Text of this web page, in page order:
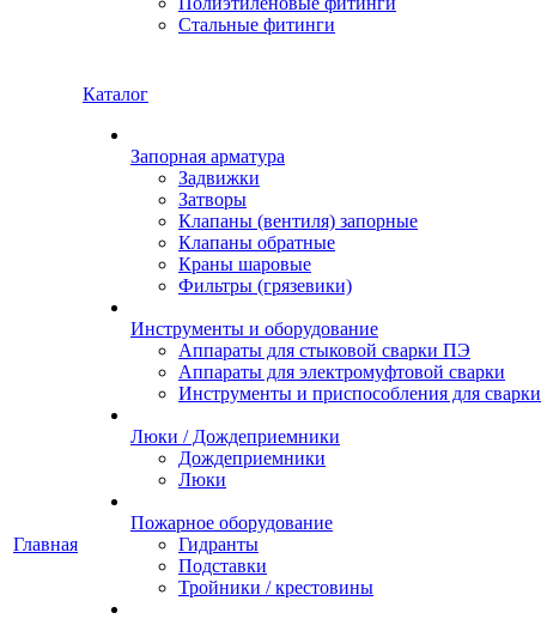
Стальные фитинги
Главная
Каталог
Запорная арматура
Задвижки
Затворы
Клапаны (вентиля) запорные
Клапаны обратные
Краны шаровые
Фильтры (грязевики)
Инструменты и оборудование
Аппараты для стыковой сварки ПЭ
Аппараты для электромуфтовой сварки
Инструменты и приспособления для сварки
Люки / Дождеприемники
Дождеприемники
Люки
Пожарное оборудование
Гидранты
Подставки
Тройники / крестовины